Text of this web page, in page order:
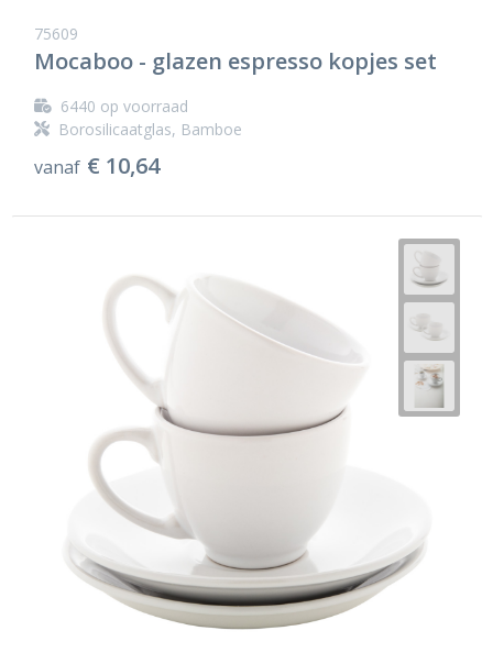
75609
Mocaboo - glazen espresso kopjes set
6440 op voorraad
Borosilicaatglas, Bamboe
vanaf € 10,64